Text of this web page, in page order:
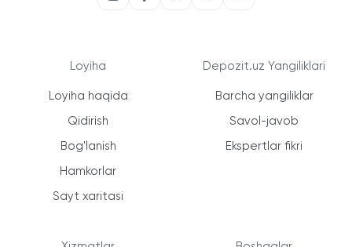
Loyiha
Loyiha haqida
Qidirish
Bog'lanish
Hamkorlar
Sayt xaritasi
Depozit.uz Yangiliklari
Barcha yangiliklar
Savol-javob
Ekspertlar fikri